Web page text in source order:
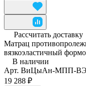
Рассчитать доставку
Матрац
вязкоэластичный
В наличии
Арт. ВиЦыАн-МПП-
19 288 ₽